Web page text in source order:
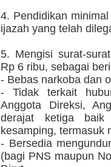
4. Pendidikan
ijazah yang telah
5. Mengisi surat-
Rp 6 ribu, sebagai
- Bebas narkoba dan
- Tidak terkait
Anggota Direksi,
derajat ketiga
kesamping, termasuk
- Bersedia
(bagi PNS maupun